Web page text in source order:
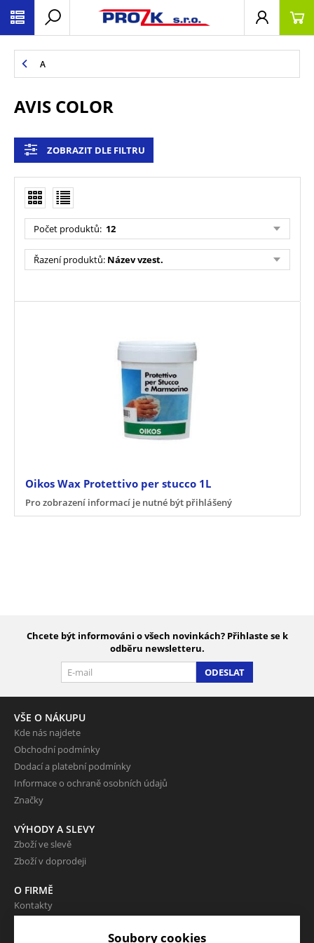
A
AVIS COLOR
ZOBRAZIT DLE FILTRU
Počet produktů: 12
Řazení produktů: Název vzest.
Oikos Wax Protettivo per stucco 1L
Pro zobrazení informací je nutné být přihlášený
Chcete být informováni o všech novinkách? Přihlaste se k
odběru newsletteru.
ODESLAT
VŠE O NÁKUPU
Kde nás najdete
Obchodní podmínky
Dodací a platební podmínky
Informace o ochraně osobních údajů
Značky
VÝHODY A SLEVY
Zboží ve slevě
Zboží v doprodeji
O FIRMĚ
Kontakty
Soubory cookies